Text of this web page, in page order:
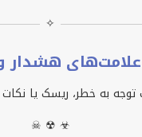
✧
علامت‌های هشدار
به خطر، ریسک یا
☠ ☢ ☣